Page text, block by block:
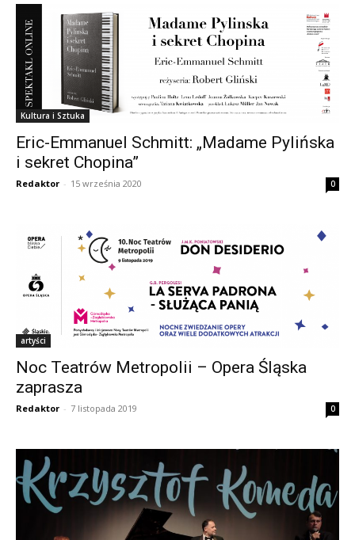
Kultura i Sztuka
Eric-Emmanuel Schmitt: „Madame Pylińska
i sekret Chopina”
Redaktor - 15 września 2020 0
artyści
Noc Teatrów Metropolii – Opera Śląska
zaprasza
Redaktor - 7 listopada 2019 0